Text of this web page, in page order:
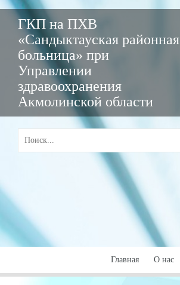
ГКП на ПХВ
«Сандыктауская районная
больница» при
Управлении
здравоохранения
Акмолинской области
Главная О нас